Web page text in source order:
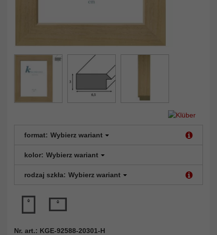
format: Wybierz wariant
kolor: Wybierz wariant
rodzaj szkła: Wybierz wariant
Nr. art.: KGE-92588-20301-H